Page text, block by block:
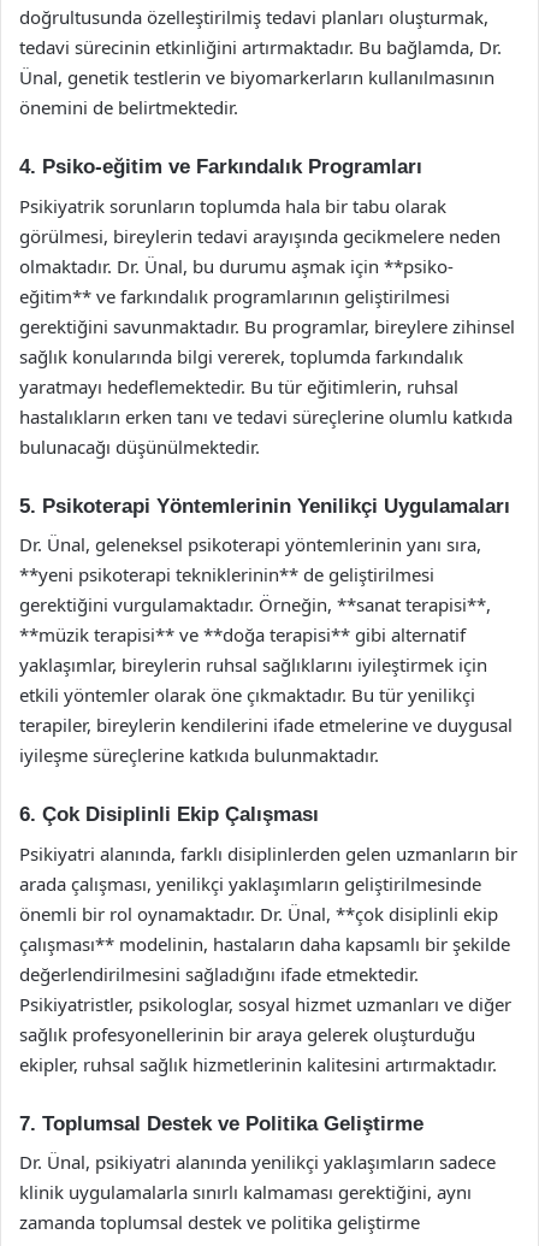
doğrultusunda özelleştirilmiş tedavi planları oluşturmak,
tedavi sürecinin etkinliğini artırmaktadır. Bu bağlamda, Dr.
Ünal, genetik testlerin ve biyomarkerların kullanılmasının
önemini de belirtmektedir.
4. Psiko-eğitim ve Farkındalık Programları
Psikiyatrik sorunların toplumda hala bir tabu olarak
görülmesi, bireylerin tedavi arayışında gecikmelere neden
olmaktadır. Dr. Ünal, bu durumu aşmak için **psiko-
eğitim** ve farkındalık programlarının geliştirilmesi
gerektiğini savunmaktadır. Bu programlar, bireylere zihinsel
sağlık konularında bilgi vererek, toplumda farkındalık
yaratmayı hedeflemektedir. Bu tür eğitimlerin, ruhsal
hastalıkların erken tanı ve tedavi süreçlerine olumlu katkıda
bulunacağı düşünülmektedir.
5. Psikoterapi Yöntemlerinin Yenilikçi Uygulamaları
Dr. Ünal, geleneksel psikoterapi yöntemlerinin yanı sıra,
**yeni psikoterapi tekniklerinin** de geliştirilmesi
gerektiğini vurgulamaktadır. Örneğin, **sanat terapisi**,
**müzik terapisi** ve **doğa terapisi** gibi alternatif
yaklaşımlar, bireylerin ruhsal sağlıklarını iyileştirmek için
etkili yöntemler olarak öne çıkmaktadır. Bu tür yenilikçi
terapiler, bireylerin kendilerini ifade etmelerine ve duygusal
iyileşme süreçlerine katkıda bulunmaktadır.
6. Çok Disiplinli Ekip Çalışması
Psikiyatri alanında, farklı disiplinlerden gelen uzmanların bir
arada çalışması, yenilikçi yaklaşımların geliştirilmesinde
önemli bir rol oynamaktadır. Dr. Ünal, **çok disiplinli ekip
çalışması** modelinin, hastaların daha kapsamlı bir şekilde
değerlendirilmesini sağladığını ifade etmektedir.
Psikiyatristler, psikologlar, sosyal hizmet uzmanları ve diğer
sağlık profesyonellerinin bir araya gelerek oluşturduğu
ekipler, ruhsal sağlık hizmetlerinin kalitesini artırmaktadır.
7. Toplumsal Destek ve Politika Geliştirme
Dr. Ünal, psikiyatri alanında yenilikçi yaklaşımların sadece
klinik uygulamalarla sınırlı kalmaması gerektiğini, aynı
zamanda toplumsal destek ve politika geliştirme